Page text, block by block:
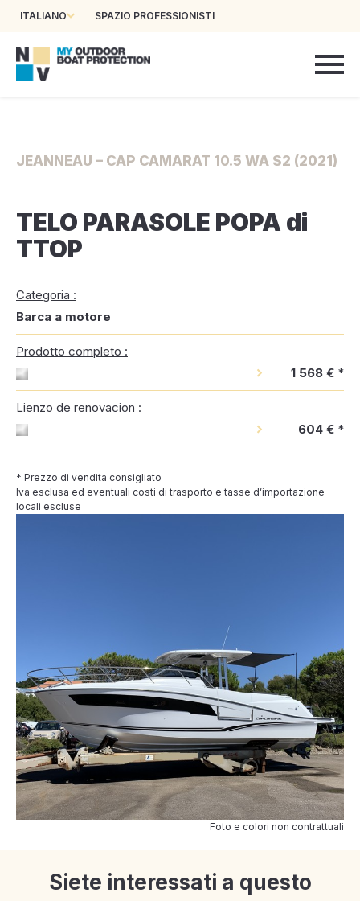
ITALIANO SPAZIO PROFESSIONISTI
JEANNEAU – CAP CAMARAT 10.5 WA S2 (2021)
TELO PARASOLE POPA di
TTOP
Categoria :
Barca a motore
Prodotto completo :
1 568 € *
Lienzo de renovacion :
604 € *
* Prezzo di vendita consigliato
Iva esclusa ed eventuali costi di trasporto e tasse d’importazione
locali escluse
Foto e colori non contrattuali
Siete interessati a questo